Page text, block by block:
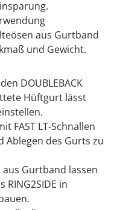
aus Gurtband
und Gewicht.
DOUBLEBACK
Hüftgurt lässt
FAST LT-Schnallen
Ablegen des Gurts zu
Gurtband lassen
in